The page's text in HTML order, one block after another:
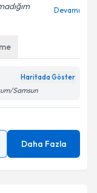
Devamı
Haritada Göster
Samsun
Daha Fazla